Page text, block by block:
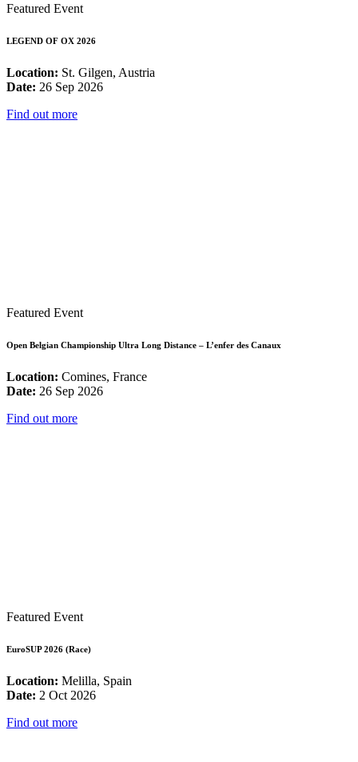
Featured Event
LEGEND OF OX 2026
Location: St. Gilgen, Austria
Date: 26 Sep 2026
Find out more
Featured Event
Open Belgian Championship Ultra Long Distance – L’enfer des Canaux
Location: Comines, France
Date: 26 Sep 2026
Find out more
Featured Event
EuroSUP 2026 (Race)
Location: Melilla, Spain
Date: 2 Oct 2026
Find out more